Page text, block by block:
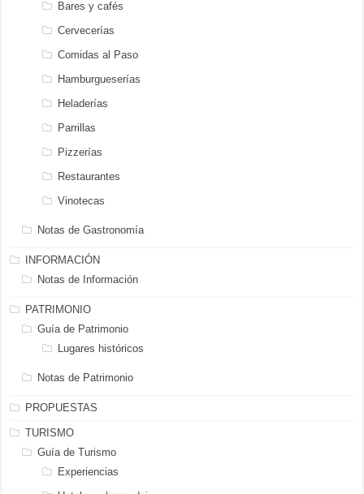
Bares y cafés
Cervecerías
Comidas al Paso
Hamburgueserías
Heladerías
Parrillas
Pizzerías
Restaurantes
Vinotecas
Notas de Gastronomía
INFORMACIÓN
Notas de Información
PATRIMONIO
Guía de Patrimonio
Lugares históricos
Notas de Patrimonio
PROPUESTAS
TURISMO
Guía de Turismo
Experiencias